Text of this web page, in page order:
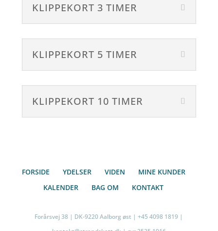
KLIPPEKORT 3 TIMER
KLIPPEKORT 5 TIMER
KLIPPEKORT 10 TIMER
FORSIDE YDELSER VIDEN
MINE KUNDER
KALENDER
BAG OM KONTAKT
Forårsvej 38 | DK-9220 Aalborg øst | +45 4098 1819 |